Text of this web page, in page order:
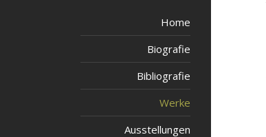
Home
Biografie
Bibliografie
Werke
Ausstellungen